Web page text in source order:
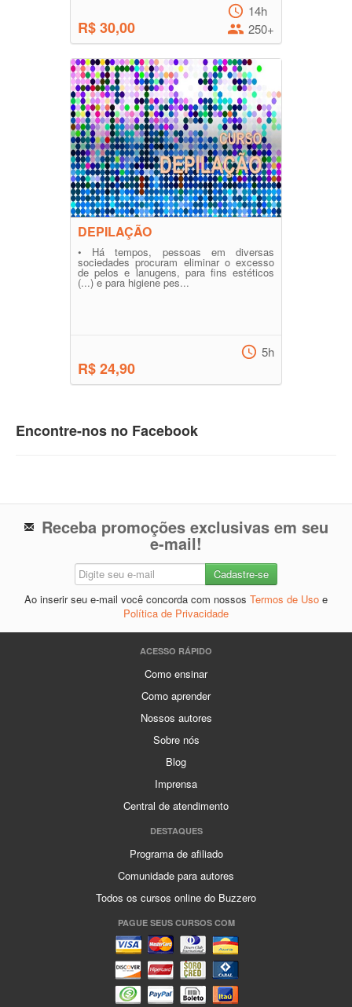
R$ 30,00
14h
250+
DEPILAÇÃO
• Há tempos, pessoas em diversas
sociedades procuram eliminar o excesso
de pelos e lanugens, para fins estéticos
(...) e para higiene pes...
R$ 24,90
5h
Encontre-nos no Facebook
Receba promoções exclusivas em seu
e-mail!
Ao inserir seu e-mail você concorda com nossos Termos de Uso e
Política de Privacidade
ACESSO RÁPIDO
Como ensinar
Como aprender
Nossos autores
Sobre nós
Blog
Imprensa
Central de atendimento
DESTAQUES
Programa de afiliado
Comunidade para autores
Todos os cursos online do Buzzero
PAGUE SEUS CURSOS COM